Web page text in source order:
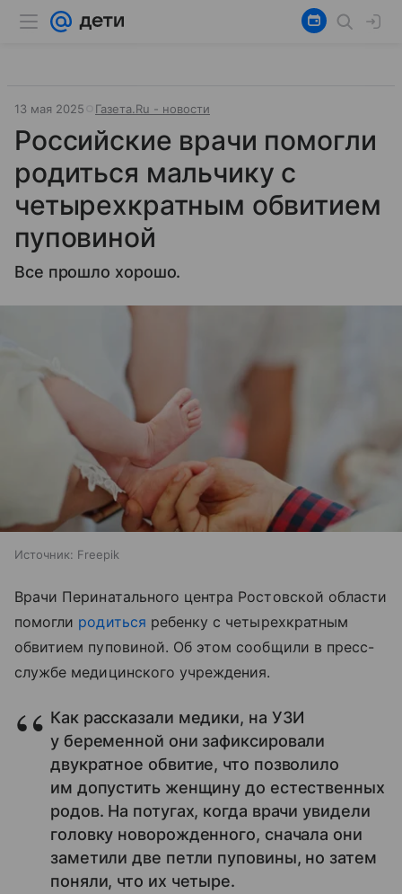
13 мая 2025 Газета.Ru - новости
Российские врачи помогли
родиться мальчику с
четырехкратным обвитием
пуповиной
Все прошло хорошо.
Источник: Freepik
Врачи Перинатального центра Ростовской области
помогли родиться ребенку с четырехкратным
обвитием пуповиной. Об этом сообщили в пресс-
службе медицинского учреждения.
Как рассказали медики, на УЗИ
у беременной они зафиксировали
двукратное обвитие, что позволило
им допустить женщину до естественных
родов. На потугах, когда врачи увидели
головку новорожденного, сначала они
заметили две петли пуповины, но затем
поняли, что их четыре.